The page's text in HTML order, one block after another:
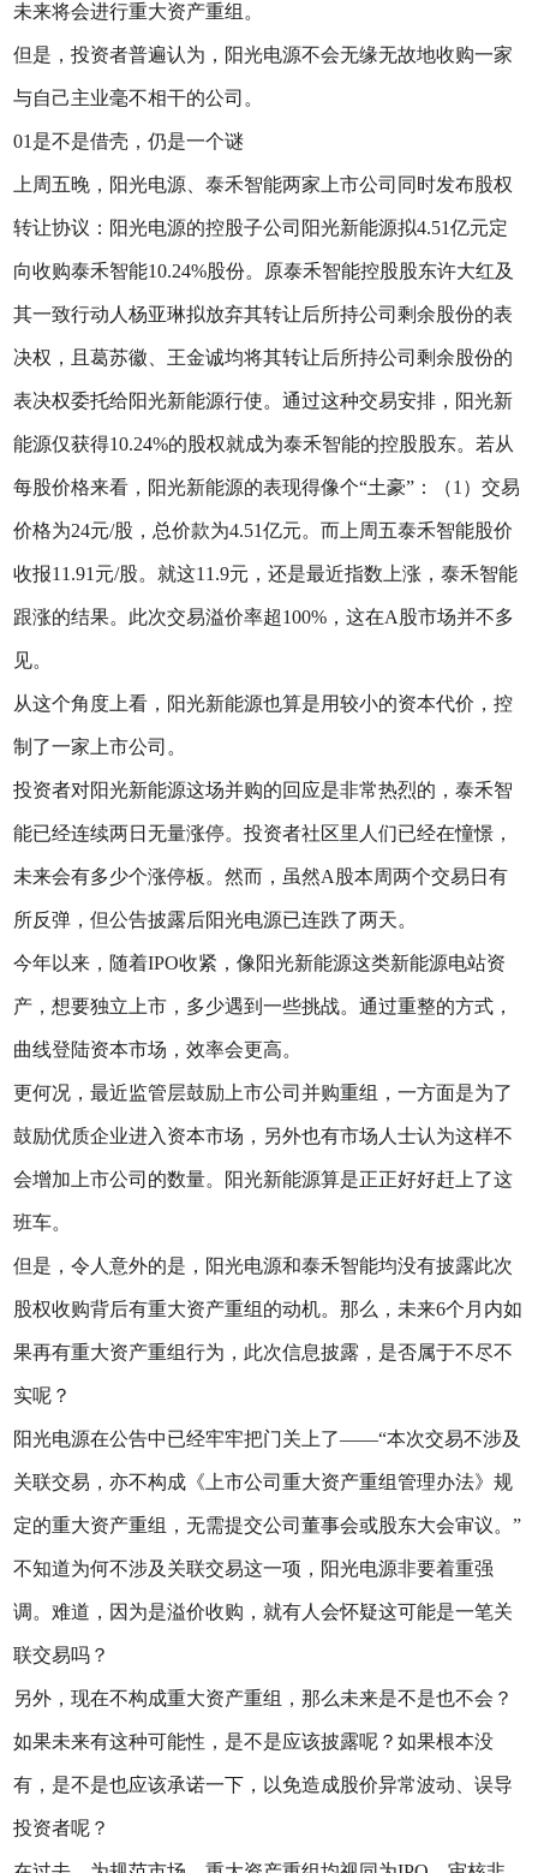
未来将会进行重大资产重组。
但是，投资者普遍认为，阳光电源不会无缘无故地收购一家
与自己主业毫不相干的公司。
01是不是借壳，仍是一个谜
上周五晚，阳光电源、泰禾智能两家上市公司同时发布股权
转让协议：阳光电源的控股子公司阳光新能源拟4.51亿元定
向收购泰禾智能10.24%股份。原泰禾智能控股股东许大红及
其一致行动人杨亚琳拟放弃其转让后所持公司剩余股份的表
决权，且葛苏徽、王金诚均将其转让后所持公司剩余股份的
表决权委托给阳光新能源行使。通过这种交易安排，阳光新
能源仅获得10.24%的股权就成为泰禾智能的控股股东。若从
每股价格来看，阳光新能源的表现得像个“土豪”：（1）交易
价格为24元/股，总价款为4.51亿元。而上周五泰禾智能股价
收报11.91元/股。就这11.9元，还是最近指数上涨，泰禾智能
跟涨的结果。此次交易溢价率超100%，这在A股市场并不多
见。
从这个角度上看，阳光新能源也算是用较小的资本代价，控
制了一家上市公司。
投资者对阳光新能源这场并购的回应是非常热烈的，泰禾智
能已经连续两日无量涨停。投资者社区里人们已经在憧憬，
未来会有多少个涨停板。然而，虽然A股本周两个交易日有
所反弹，但公告披露后阳光电源已连跌了两天。
今年以来，随着IPO收紧，像阳光新能源这类新能源电站资
产，想要独立上市，多少遇到一些挑战。通过重整的方式，
曲线登陆资本市场，效率会更高。
更何况，最近监管层鼓励上市公司并购重组，一方面是为了
鼓励优质企业进入资本市场，另外也有市场人士认为这样不
会增加上市公司的数量。阳光新能源算是正正好好赶上了这
班车。
但是，令人意外的是，阳光电源和泰禾智能均没有披露此次
股权收购背后有重大资产重组的动机。那么，未来6个月内如
果再有重大资产重组行为，此次信息披露，是否属于不尽不
实呢？
阳光电源在公告中已经牢牢把门关上了——“本次交易不涉及
关联交易，亦不构成《上市公司重大资产重组管理办法》规
定的重大资产重组，无需提交公司董事会或股东大会审议。”
不知道为何不涉及关联交易这一项，阳光电源非要着重强
调。难道，因为是溢价收购，就有人会怀疑这可能是一笔关
联交易吗？
另外，现在不构成重大资产重组，那么未来是不是也不会？
如果未来有这种可能性，是不是应该披露呢？如果根本没
有，是不是也应该承诺一下，以免造成股价异常波动、误导
投资者呢？